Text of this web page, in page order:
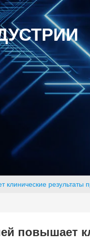
результаты
повышает